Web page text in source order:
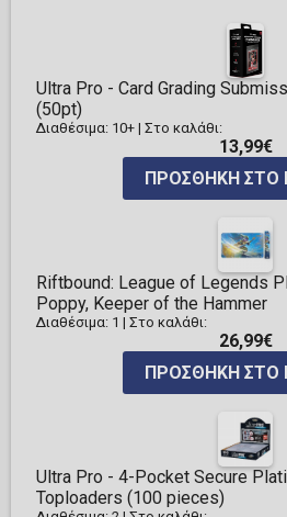
Ultra Pro - Card Grading
(50pt)
Διαθέσιμα: 10+ | Στο καλάθι:
13,99€
ΠΡΟΣΘΉΚΗ ΣΤΟ
Riftbound: League of Legends
Poppy, Keeper of the Hammer
Διαθέσιμα: 1 | Στο καλάθι:
26,99€
ΠΡΟΣΘΉΚΗ ΣΤΟ
Ultra Pro - 4-Pocket Secure
Toploaders (100 pieces)